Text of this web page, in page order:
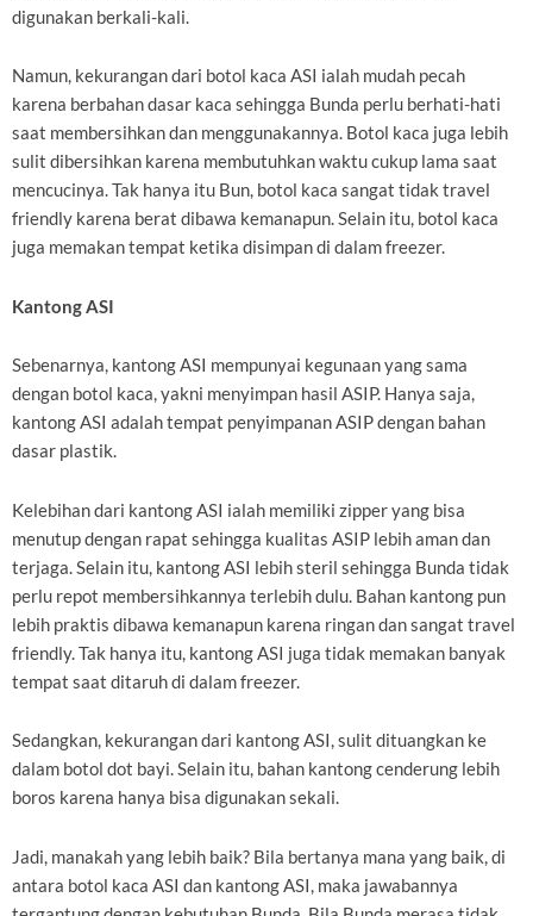
digunakan berkali-kali.
Namun, kekurangan dari botol kaca ASI ialah mudah pecah
karena berbahan dasar kaca sehingga Bunda perlu berhati-hati
saat membersihkan dan menggunakannya. Botol kaca juga lebih
sulit dibersihkan karena membutuhkan waktu cukup lama saat
mencucinya. Tak hanya itu Bun, botol kaca sangat tidak travel
friendly karena berat dibawa kemanapun. Selain itu, botol kaca
juga memakan tempat ketika disimpan di dalam freezer.
Kantong ASI
Sebenarnya, kantong ASI mempunyai kegunaan yang sama
dengan botol kaca, yakni menyimpan hasil ASIP. Hanya saja,
kantong ASI adalah tempat penyimpanan ASIP dengan bahan
dasar plastik.
Kelebihan dari kantong ASI ialah memiliki zipper yang bisa
menutup dengan rapat sehingga kualitas ASIP lebih aman dan
terjaga. Selain itu, kantong ASI lebih steril sehingga Bunda tidak
perlu repot membersihkannya terlebih dulu. Bahan kantong pun
lebih praktis dibawa kemanapun karena ringan dan sangat travel
friendly. Tak hanya itu, kantong ASI juga tidak memakan banyak
tempat saat ditaruh di dalam freezer.
Sedangkan, kekurangan dari kantong ASI, sulit dituangkan ke
dalam botol dot bayi. Selain itu, bahan kantong cenderung lebih
boros karena hanya bisa digunakan sekali.
Jadi, manakah yang lebih baik? Bila bertanya mana yang baik, di
antara botol kaca ASI dan kantong ASI, maka jawabannya